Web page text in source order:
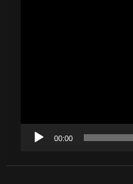
00:00